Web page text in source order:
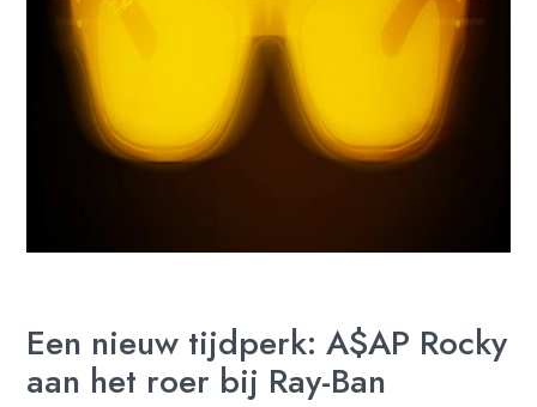
Een nieuw tijdperk: A$AP Rocky
aan het roer bij Ray-Ban